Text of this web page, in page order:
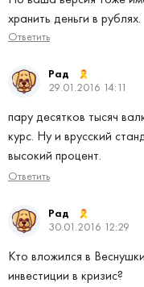
хранить деньги в рублях.
Ответить
Рад
29.01.2016 14:11
пару десятков тысяч
курс. Ну и врусский
высокий процент.
Ответить
Рад
30.01.2016 12:29
Кто вложился в
инвестиции в кризис?